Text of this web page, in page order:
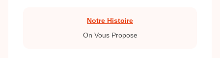
Notre Histoire
On Vous Propose